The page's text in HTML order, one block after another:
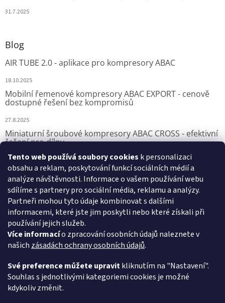
Tento web používá soubory cookies k personalizaci
obsahu a reklam, poskytování funkcí sociálních médií a
analýze návštěvnosti. Informace o vašem používání webu
sdílíme s partnery pro sociální média, reklamu a analýzy.
Partneři mohou tyto údaje kombinovat s dalšími
informacemi, které jste jim poskytli nebo které získali při
používání jejich služeb.
Více informacío zpracování osobních údajů naleznete v
našich zásadách ochrany osobních údajů.
Své preference můžete upravitkliknutím na "Nastavení".
Souhlas s jednotlivými kategoriemi cookies je možné
kdykoliv změnit.
31.7.2025
Blog
AIR TUBE 2.0 - aplikace pro kompresory ABAC
18.10.2025
Mobilní řemenové kompresory ABAC EXPORT - cenově
dostupné řešení bez kompromisů
27.8.2025
Miniaturní šroubové kompresory ABAC CROSS - efektivní
řešení pro dílny
7.8.2025
Přijímáme online platby